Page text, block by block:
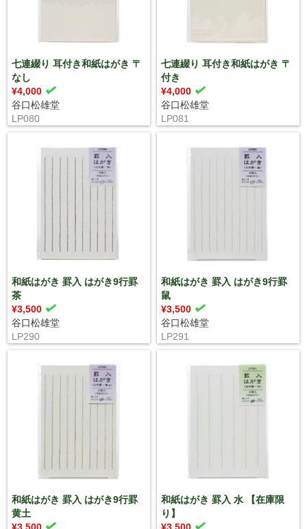
七連綴り 耳付き和紙はがき 〒
なし
¥4,000
谷口松雄堂
LP080
七連綴り 耳付き和紙はがき 〒
付き
¥4,000
谷口松雄堂
LP081
和紙はがき 罫入 はがき9行罫
茶
¥3,500
谷口松雄堂
LP290
和紙はがき 罫入 はがき9行罫
鼠
¥3,500
谷口松雄堂
LP291
和紙はがき 罫入 はがき9行罫
黄土
¥3,500
和紙はがき 罫入 水 【在庫限
り】
¥3,500